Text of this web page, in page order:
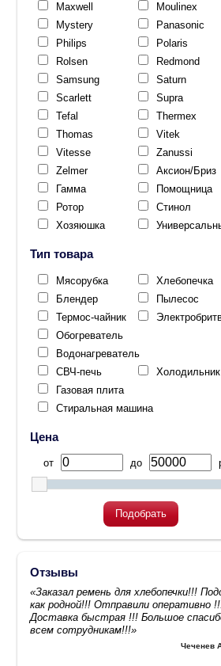
Maxwell
Moulinex
Mystery
Panasonic
Philips
Polaris
Rolsen
Redmond
Samsung
Saturn
Scarlett
Supra
Tefal
Thermex
Thomas
Vitek
Vitesse
Zanussi
Zelmer
Аксион/Бриз
Гамма
Помощница
Ротор
Стинол
Хозяюшка
Тип товара
Мясорубка
Хлебопечка
Блендер
Пылесос
Термос-чайник
Обогреватель
Водонагреватель
СВЧ-печь
Холодильник
Газовая плита
Стиральная машина
Цена
от до
Подобрать
Отзывы
«Заказал ремень для хлебопечки!!!
как родной!!! Отправили оперативно
Доставка быстрая !!! Большое
всем сотрудникам!!!»
Чеченев